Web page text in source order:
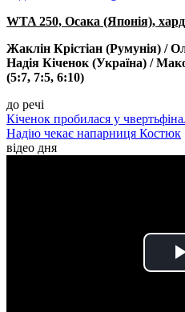
WTA 250, Осака (Японія),
Жаклін Крістіан (Румунія) /
Надія Кіченок (Україна) /
(5:7, 7:5, 6:10)
до речі
Кіченок пробилася у
Надію чекає напарниця Костюк
відео дня